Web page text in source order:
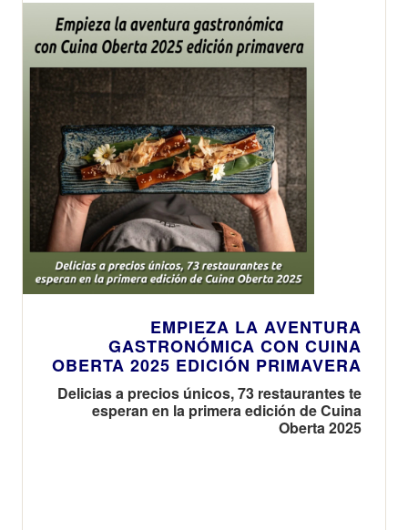
EMPIEZA LA AVENTURA
GASTRONÓMICA CON CUINA
OBERTA 2025 EDICIÓN PRIMAVERA
Delicias a precios únicos, 73 restaurantes te
esperan en la primera edición de Cuina
Oberta 2025